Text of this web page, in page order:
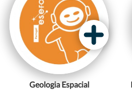
Geologia Espacial